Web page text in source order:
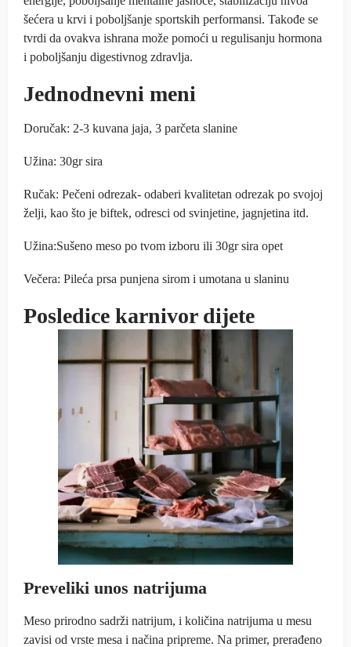
šećera u krvi i poboljšanje sportskih performansi. Takođe se
tvrdi da ovakva ishrana može pomoći u regulisanju hormona
i poboljšanju digestivnog zdravlja.
Jednodnevni meni
Doručak: 2-3 kuvana jaja, 3 parčeta slanine
Užina: 30gr sira
Ručak: Pečeni odrezak- odaberi kvalitetan odrezak po svojoj
želji, kao što je biftek, odresci od svinjetine, jagnjetina itd.
Užina:Sušeno meso po tvom izboru ili 30gr sira opet
Večera: Pileća prsa punjena sirom i umotana u slaninu
Posledice karnivor dijete
Preveliki unos natrijuma
Meso prirodno sadrži natrijum, i količina natrijuma u mesu
zavisi od vrste mesa i načina pripreme. Na primer, prerađeno